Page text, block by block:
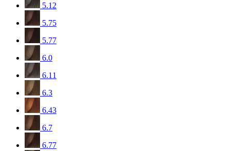
5.12
5.75
5.77
6.0
6.11
6.3
6.43
6.7
6.77